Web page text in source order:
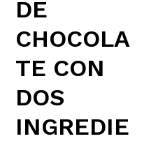
DE
CHOCOLA
TE CON
DOS
INGREDIE